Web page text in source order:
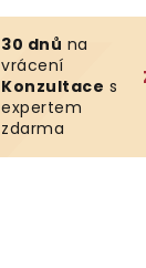
30 dnů na
vrácení
Konzultace s
expertem
zdarma